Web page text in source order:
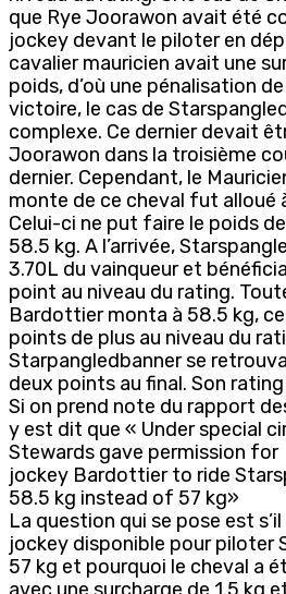
que Rye Joorawon avait été
jockey devant le piloter en
cavalier mauricien avait une
poids, d’où une pénalisation
victoire, le cas de
complexe. Ce dernier devait
Joorawon dans la troisième
dernier. Cependant, le
monte de ce cheval fut alloué
Celui-ci ne put faire le poids
58.5 kg. A l’arrivée,
3.70L du vainqueur et bénéficia
point au niveau du rating.
Bardottier monta à 58.5 kg,
points de plus au niveau du
Starpangledbanner se
deux points au final. Son
Si on prend note du rapport
y est dit que « Under special
Stewards gave permission for
jockey Bardottier to ride
58.5 kg instead of 57 kg»
La question qui se pose est
jockey disponible pour piloter
57 kg et pourquoi le cheval a